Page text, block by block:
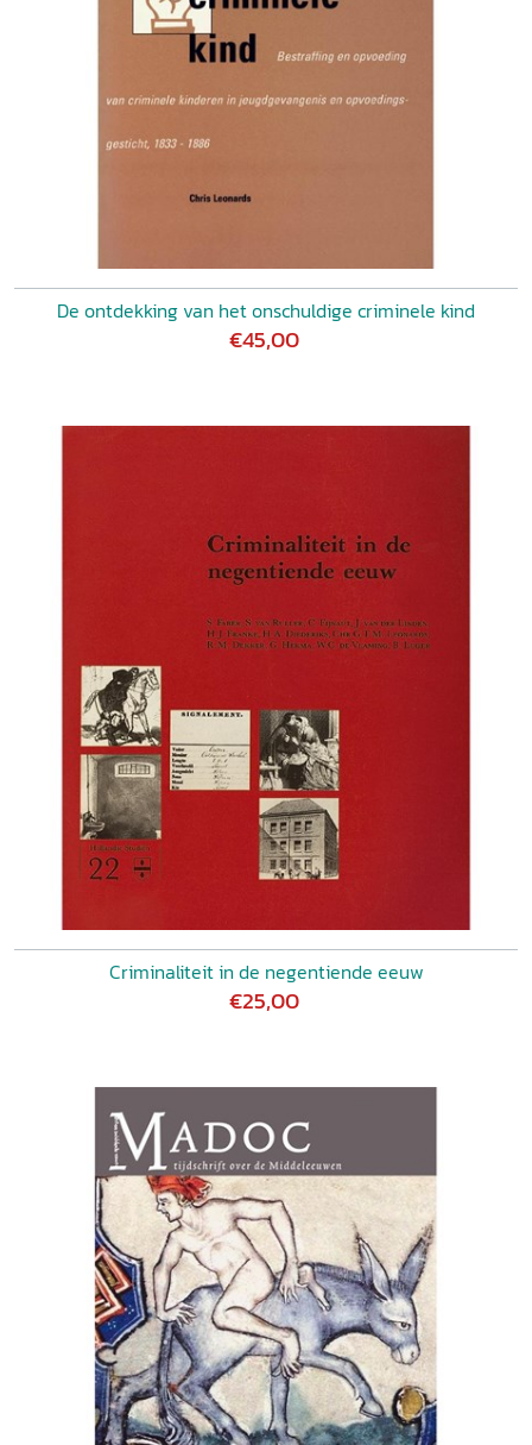
De ontdekking van het onschuldige criminele kind
€45,00
Criminaliteit in de negentiende eeuw
€25,00